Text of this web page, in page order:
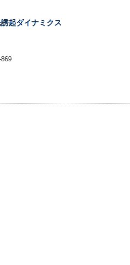
起ダイナミクス